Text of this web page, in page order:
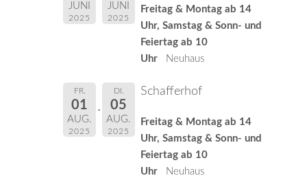
JUNI
2025
JUNI
2025
Freitag & Montag ab 14
Uhr, Samstag & Sonn- und
Feiertag ab 10
Uhr
Neuhaus
FR.
01
AUG.
2025
DI.
05
AUG.
2025
Schafferhof
Freitag & Montag ab 14
Uhr, Samstag & Sonn- und
Feiertag ab 10
Uhr
Neuhaus